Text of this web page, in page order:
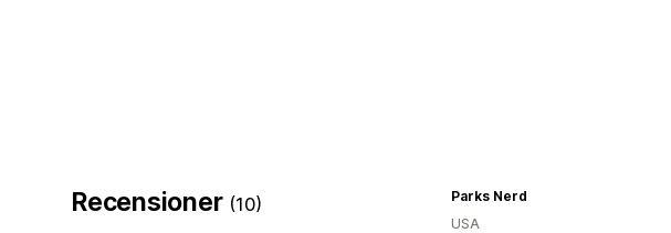
Recensioner (10)
Parks Nerd
USA